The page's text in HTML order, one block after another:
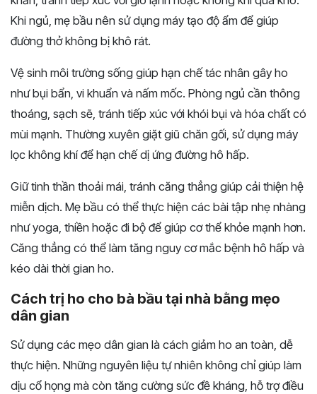
Khi ngủ, mẹ bầu nên sử dụng máy tạo độ ẩm để giúp
đường thở không bị khô rát.
Vệ sinh môi trường sống giúp hạn chế tác nhân gây ho
như bụi bẩn, vi khuẩn và nấm mốc. Phòng ngủ cần thông
thoáng, sạch sẽ, tránh tiếp xúc với khói bụi và hóa chất có
mùi mạnh. Thường xuyên giặt giũ chăn gối, sử dụng máy
lọc không khí để hạn chế dị ứng đường hô hấp.
Giữ tinh thần thoải mái, tránh căng thẳng giúp cải thiện hệ
miễn dịch. Mẹ bầu có thể thực hiện các bài tập nhẹ nhàng
như yoga, thiền hoặc đi bộ để giúp cơ thể khỏe mạnh hơn.
Căng thẳng có thể làm tăng nguy cơ mắc bệnh hô hấp và
kéo dài thời gian ho.
Cách trị ho cho bà bầu tại nhà bằng mẹo
dân gian
Sử dụng các mẹo dân gian là cách giảm ho an toàn, dễ
thực hiện. Những nguyên liệu tự nhiên không chỉ giúp làm
dịu cổ họng mà còn tăng cường sức đề kháng, hỗ trợ điều